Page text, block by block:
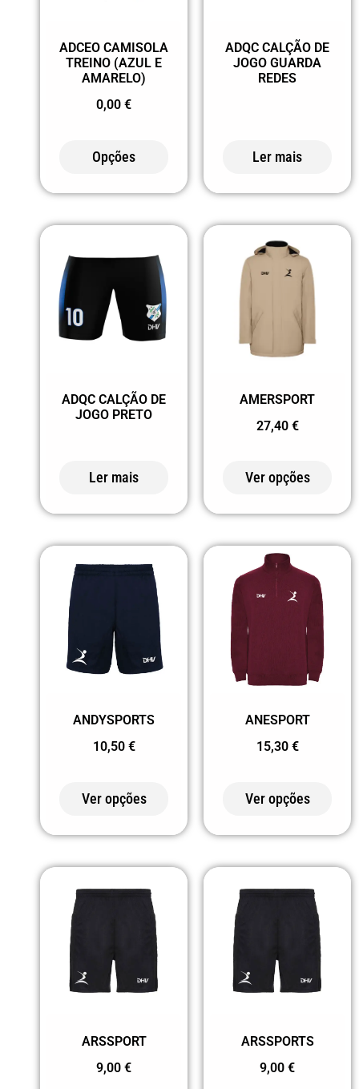
10 CELESTE
CELESTE/BRANCO
1055
CELESTE/MARINHO
PÉROLA
118 AMARELO
LIMÃO
121 LILÁS
1246
125 DAMA
ROSA FLUOR
132 ROSA
15 VERDE
152 VERDE
EMPREENDIMENTO
PINHEIRO
PÁLIDO
VERMELHO
CEREJA
170 AZUL
172 AMARELO
ADCEO CAMISOLA
TREINO (AZUL E
AMARELO)
0,00 €
Opções
ADQC CALÇÃO DE
JOGO GUARDA
REDES
Ler mais
ADQC CALÇÃO DE
JOGO PRETO
Ler mais
AMERSPORT
27,40 €
Ver opções
ANDYSPORTS
10,50 €
Ver opções
ANESPORT
15,30 €
Ver opções
ARSSPORT
9,00 €
ARSSPORTS
9,00 €